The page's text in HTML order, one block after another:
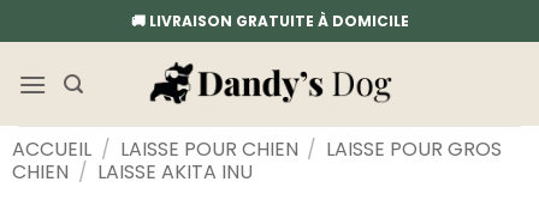
au
contenu
🚚 LIVRAISON GRATUITE À DOMICILE
ACCUEIL / LAISSE POUR CHIEN / LAISSE POUR GROS
CHIEN / LAISSE AKITA INU